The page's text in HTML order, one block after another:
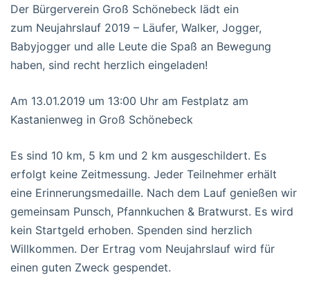
Der Bürgerverein Groß Schönebeck lädt ein
zum Neujahrslauf 2019 – Läufer, Walker, Jogger,
Babyjogger und alle Leute die Spaß an Bewegung
haben, sind recht herzlich eingeladen!
Am 13.01.2019 um 13:00 Uhr am Festplatz am
Kastanienweg in Groß Schönebeck
Es sind 10 km, 5 km und 2 km ausgeschildert. Es
erfolgt keine Zeitmessung. Jeder Teilnehmer erhält
eine Erinnerungsmedaille. Nach dem Lauf genießen wir
gemeinsam Punsch, Pfannkuchen & Bratwurst. Es wird
kein Startgeld erhoben. Spenden sind herzlich
Willkommen. Der Ertrag vom Neujahrslauf wird für
einen guten Zweck gespendet.